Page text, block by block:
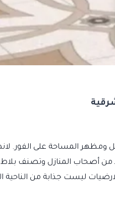
ومظهر المساحة على الفور.
أصحاب المنازل وتصنف بلاط
ليست جذابة من الناحية